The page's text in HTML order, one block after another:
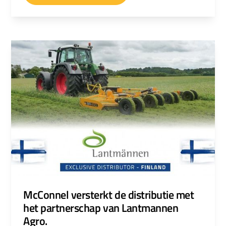
hebben.
McConnel versterkt de distributie met
het partnerschap van Lantmannen
Agro.